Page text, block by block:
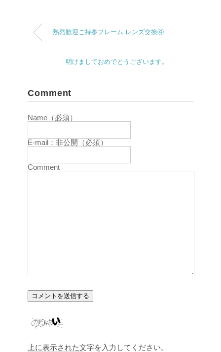
熱烈歓迎ご持参フレーム レンズ交換④
明けましておめでとうございます。
Comment
Name（必須）
E-mail：非公開（必須）
Comment
上に表示された文字を入力してください。